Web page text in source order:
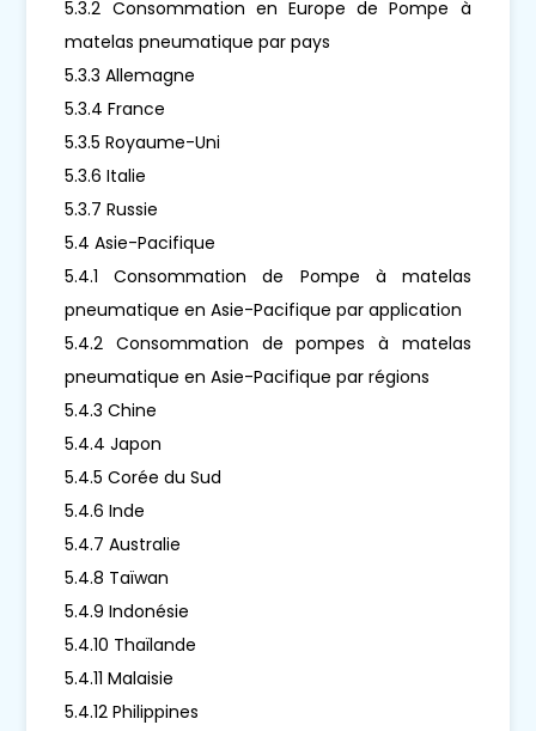
5.3.2 Consommation en Europe de Pompe à
matelas pneumatique par pays
5.3.3 Allemagne
5.3.4 France
5.3.5 Royaume-Uni
5.3.6 Italie
5.3.7 Russie
5.4 Asie-Pacifique
5.4.1 Consommation de Pompe à matelas
pneumatique en Asie-Pacifique par application
5.4.2 Consommation de pompes à matelas
pneumatique en Asie-Pacifique par régions
5.4.3 Chine
5.4.4 Japon
5.4.5 Corée du Sud
5.4.6 Inde
5.4.7 Australie
5.4.8 Taïwan
5.4.9 Indonésie
5.4.10 Thaïlande
5.4.11 Malaisie
5.4.12 Philippines